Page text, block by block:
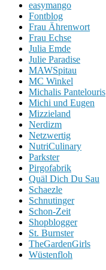
easymango
Fontblog
Frau Ährenwort
Frau Echse
Julia Emde
Julie Paradise
MAWSpitau
MC Winkel
Michalis Pantelouris
Michi und Eugen
Mizzieland
Nerdizm
Netzwertig
NutriCulinary
Parkster
Pirgofabrik
Quäl Dich Du Sau
Schaezle
Schnutinger
Schon-Zeit
Shopblogger
St. Burnster
TheGardenGirls
Wüstenfloh